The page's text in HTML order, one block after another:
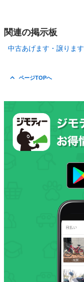
関連の掲示板
中古あげます・譲ります
ページTOPへ